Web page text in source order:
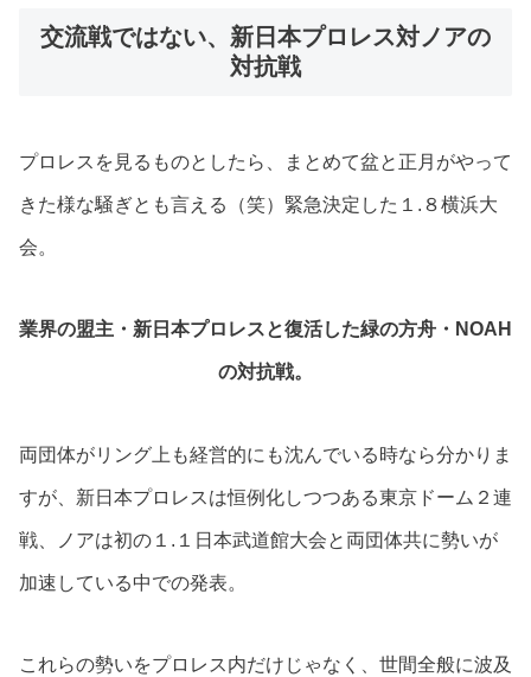
交流戦ではない、新日本プロレス対ノアの
対抗戦
プロレスを見るものとしたら、まとめて盆と正月がやって
きた様な騒ぎとも言える（笑）緊急決定した１.８横浜大
会。
業界の盟主・新日本プロレスと復活した緑の方舟・NOAH
の対抗戦。
両団体がリング上も経営的にも沈んでいる時なら分かりま
すが、新日本プロレスは恒例化しつつある東京ドーム２連
戦、ノアは初の１.１日本武道館大会と両団体共に勢いが
加速している中での発表。
これらの勢いをプロレス内だけじゃなく、世間全般に波及